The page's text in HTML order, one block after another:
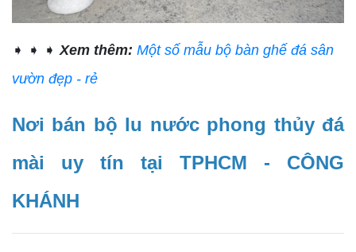
➧ ➧ ➧Xem thêm: Một số mẫu bộ bàn ghế đá sân
vườn đẹp - rẻ
Nơi bán bộ lu nước phong thủy đá
mài uy tín tại TPHCM - CÔNG
KHÁNH